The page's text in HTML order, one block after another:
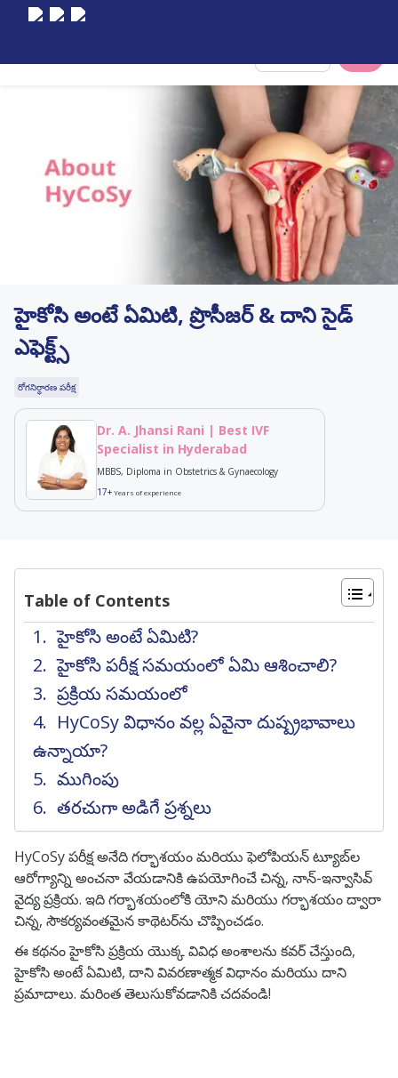
హైకోసి అంటే ఏమిటి, ప్రొసీజర్ & దాని సైడ్
ఎఫెక్ట్స్
రోగనిర్ధారణ పరీక్ష
Dr. A. Jhansi Rani | Best IVF
Specialist in Hyderabad
MBBS, Diploma in Obstetrics & Gynaecology
17+Years of experience
Table of Contents
హైకోసి అంటే ఏమిటి?
హైకోసి పరీక్ష సమయంలో ఏమి ఆశించాలి?
ప్రక్రియ సమయంలో
HyCoSy విధానం వల్ల ఏవైనా దుష్ప్రభావాలు
ఉన్నాయా?
ముగింపు
తరచుగా అడిగే ప్రశ్నలు
HyCoSy పరీక్ష అనేది గర్భాశయం మరియు ఫెలోపియన్ ట్యూబ్‌ల
ఆరోగ్యాన్ని అంచనా వేయడానికి ఉపయోగించే చిన్న, నాన్-ఇన్వాసివ్
వైద్య ప్రక్రియ. ఇది గర్భాశయంలోకి యోని మరియు గర్భాశయం ద్వారా
చిన్న, సౌకర్యవంతమైన కాథెటర్‌ను చొప్పించడం.
ఈ కథనం హైకోసి ప్రక్రియ యొక్క వివిధ అంశాలను కవర్ చేస్తుంది,
హైకోసి అంటే ఏమిటి, దాని వివరణాత్మక విధానం మరియు దాని
ప్రమాదాలు. మరింత తెలుసుకోవడానికి చదవండి!